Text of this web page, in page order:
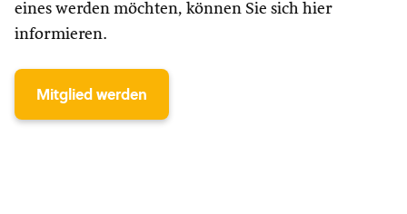
eines werden möchten, können Sie sich hier
informieren.
Mitglied werden